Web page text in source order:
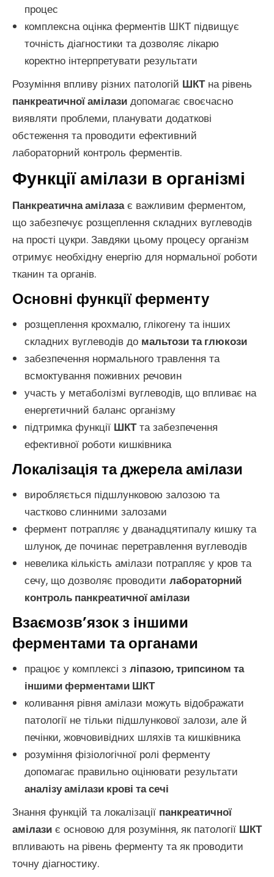
процес
комплексна оцінка ферментів ШКТ підвищує
точність діагностики та дозволяє лікарю
коректно інтерпретувати результати
Розуміння впливу різних патологій ШКТна рівень
панкреатичної амілази допомагає своєчасно
виявляти проблеми, планувати додаткові
обстеження та проводити ефективний
лабораторний контроль ферментів.
Функції амілази в організмі
Панкреатична амілазає важливим ферментом,
що забезпечує розщеплення складних вуглеводів
на прості цукри. Завдяки цьому процесу організм
отримує необхідну енергію для нормальної роботи
тканин та органів.
Основні функції ферменту
розщеплення крохмалю, глікогену та інших
складних вуглеводів до мальтози та глюкози
забезпечення нормального травлення та
всмоктування поживних речовин
участь у метаболізмі вуглеводів, що впливає на
енергетичний баланс організму
підтримка функції ШКТта забезпечення
ефективної роботи кишківника
Локалізація та джерела амілази
виробляється підшлунковою залозою та
частково слинними залозами
фермент потрапляє у дванадцятипалу кишку та
шлунок, де починає перетравлення вуглеводів
невелика кількість амілази потрапляє у кров та
сечу, що дозволяє проводити лабораторний
контроль панкреатичної амілази
Взаємозв’язок з іншими
ферментами та органами
працює у комплексі з ліпазою, трипсином та
іншими ферментами ШКТ
коливання рівня амілази можуть відображати
патології не тільки підшлункової залози, але й
печінки, жовчовивідних шляхів та кишківника
розуміння фізіологічної ролі ферменту
допомагає правильно оцінювати результати
аналізу амілази крові та сечі
Знання функцій та локалізації панкреатичної
амілази є основою для розуміння, як патології ШКТ
впливають на рівень ферменту та як проводити
точну діагностику.